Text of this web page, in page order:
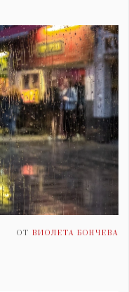
ОТ ВИОЛЕТА БОНЧЕВА